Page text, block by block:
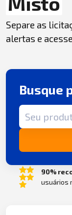
Separe as
alertas e
Busque
Termo de busca
90%
usuários